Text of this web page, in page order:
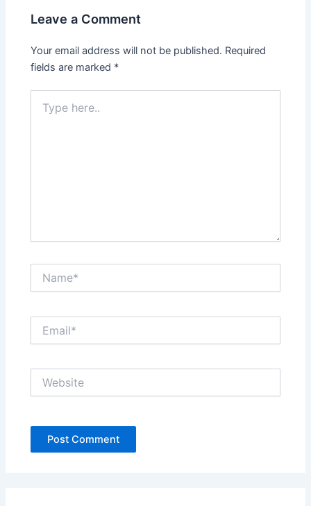
Leave a Comment
Your email address will not be published. Required
fields are marked *
here..